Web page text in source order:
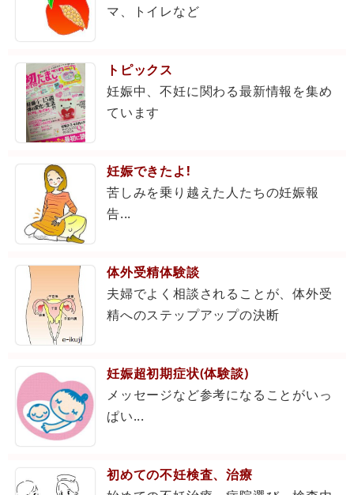
マ、トイレなど
トピックス
妊娠中、不妊に関わる最新情報を集め
ています
妊娠できたよ!
苦しみを乗り越えた人たちの妊娠報
告...
体外受精体験談
夫婦でよく相談されることが、体外受
精へのステップアップの決断
妊娠超初期症状(体験談)
メッセージなど参考になることがいっ
ぱい...
初めての不妊検査、治療